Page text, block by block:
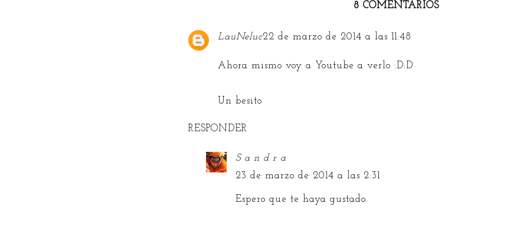
8 COMENTARIOS
LauNeluc22 de marzo de 2014 a las 11:48
Ahora mismo voy a Youtube a verlo :D:D
Un besito
RESPONDER
S a n d r a
23 de marzo de 2014 a las 2:31
Espero que te haya gustado.